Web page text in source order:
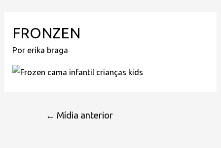
FRONZEN
Por erika braga
← Mídia anterior